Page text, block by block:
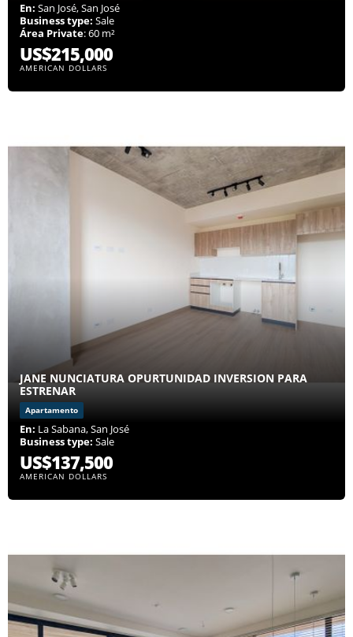
En: San José, San José
Business type: Sale
Área Private: 60 m²
US$215,000
AMERICAN DOLLARS
JANE NUNCIATURA OPURTUNIDAD INVERSION PARA
ESTRENAR
Apartamento
En: La Sabana, San José
Business type: Sale
US$137,500
AMERICAN DOLLARS